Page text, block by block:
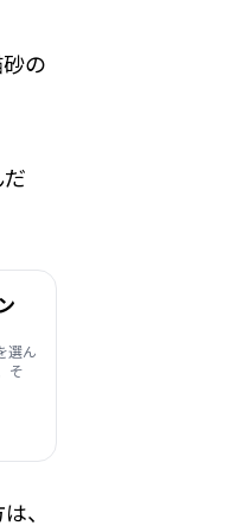
の
選ん
そ
、